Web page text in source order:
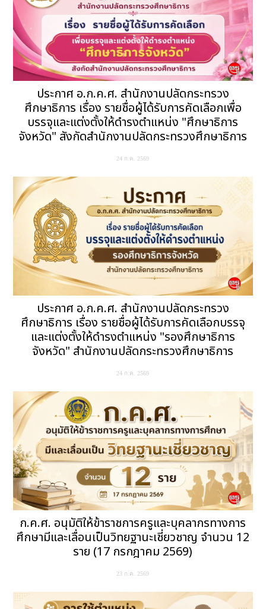
ประกาศ อ.ก.ค.ศ. สำนักงานปลัดกระทรวง
ศึกษาธิการ เรื่อง รายชื่อผู้ได้รับการคัดเลือกเพื่อ
บรรจุและแต่งตั้งให้ดำรงตำแหน่ง "ศึกษาธิการ
จังหวัด" สังกัดสำนักงานปลัดกระทรวงศึกษาธิการ
24 ก.ค. 2569
ประกาศ อ.ก.ค.ศ. สำนักงานปลัดกระทรวง
ศึกษาธิการ เรื่อง รายชื่อผู้ได้รับการคัดเลือกบรรจุ
และแต่งตั้งให้ดำรงตำแหน่ง "รองศึกษาธิการ
จังหวัด" สำนักงานปลัดกระทรวงศึกษาธิการ
24 ก.ค. 2569
ก.ค.ศ. อนุมัติให้ข้าราชการครูและบุคลากรทางการ
ศึกษามีและเลื่อนเป็นวิทยฐานะเชี่ยวชาญ จำนวน 12
ราย (17 กรกฎาคม 2569)
23 ก.ค. 2569